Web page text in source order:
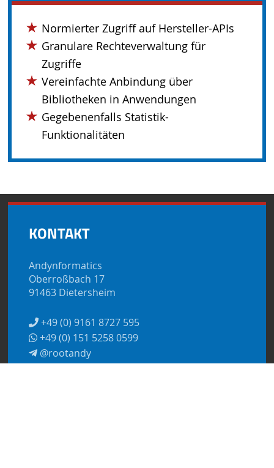
Normierter Zugriff auf Hersteller-APIs
Granulare Rechteverwaltung für
Zugriffe
Vereinfachte Anbindung über
Bibliotheken in Anwendungen
Gegebenenfalls Statistik-
Funktionalitäten
KONTAKT
Andynformatics
Oberroßbach 17
91463 Dietersheim
+49 (0) 9161 8727 595
+49 (0) 151 5258 0599
@rootandy